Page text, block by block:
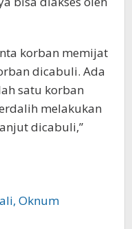
korban memijat
dicabuli. Ada
satu korban
melakukan
dicabuli,”
Oknum